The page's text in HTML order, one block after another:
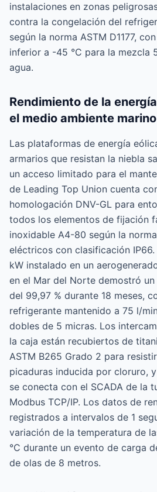
instalaciones en zonas
contra la congelación del
según la norma ASTM D1177,
inferior a -45 °C para la mezcla
agua.
Rendimiento de la
el medio ambiente marino
Las plataformas de energía
armarios que resistan la niebla
un acceso limitado para el
de Leading Top Union cuenta
homologación DNV-GL para
todos los elementos de fijación
inoxidable A4-80 según la
eléctricos con clasificación
kW instalado en un
en el Mar del Norte demostró
del 99,97 % durante 18 meses,
refrigerante mantenido a 75 l/
dobles de 5 micras. Los
la caja están recubiertos de
ASTM B265 Grado 2 para
picaduras inducida por cloruro,
se conecta con el SCADA de la
Modbus TCP/IP. Los datos de
registrados a intervalos de 1
variación de la temperatura de
°C durante un evento de carga
de olas de 8 metros.